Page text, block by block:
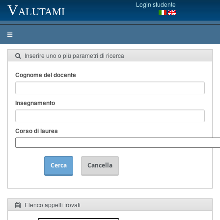
Valutami Login studente
Inserire uno o più parametri di ricerca
Cognome del docente
Insegnamento
Corso di laurea
Cerca Cancella
Elenco appelli trovati